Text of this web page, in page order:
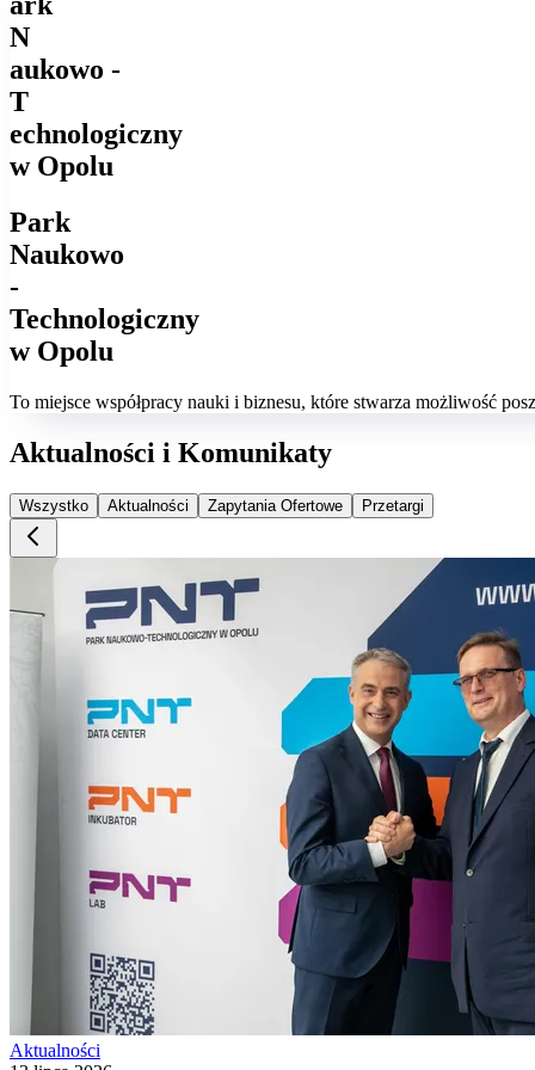
N
aukowo -
T
echnologiczny
w Opolu
Park
Naukowo
-
Technologiczny
w Opolu
To miejsce współpracy nauki i biznesu, które stwarza możliwość
Aktualności i Komunikaty
Wszystko Aktualności Zapytania Ofertowe Przetargi
Aktualności